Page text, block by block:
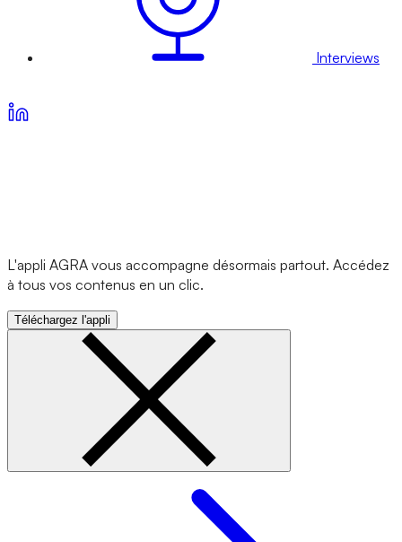
Interviews
L'appli AGRA vous accompagne désormais partout. Accédez
à tous vos contenus en un clic.
Téléchargez l'appli